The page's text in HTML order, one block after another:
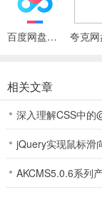
者损失本副牌的操
胖哥捕鱼亮点
2、高端防作弊系统
以迅速解决。发放
完成并获得大量免费
百度网盘绿色免安装Pc电脑版
相关文章
深入理解CSS中的
jQuery实现鼠标滑
AKCMS5.0.6系列